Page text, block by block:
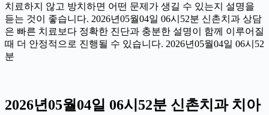
치료하지 않고 방치하면 어떤 문제가 생길 수 있는지 설명을
듣는 것이 좋습니다. 2026년05월04일 06시52분 신촌치과 상담
은 빠른 치료보다 정확한 진단과 충분한 설명이 함께 이루어질
때 더 안정적으로 진행될 수 있습니다. 2026년05월04일 06시52
분
2026년05월04일 06시52분 신촌치과 치아